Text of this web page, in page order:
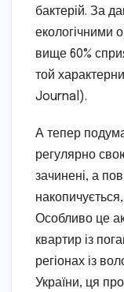
бактерій. За
екологічними
вище 60%
той
Journal).
А тепер
регулярно
зачинені, а
Особливо це
квартир із
регіонах із
України, ця